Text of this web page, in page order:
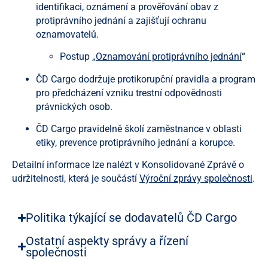
identifikaci, oznámení a prověřování obav z
protiprávního jednání a zajišťují ochranu
oznamovatelů.
Postup „Oznamování protiprávního jednání“
ČD Cargo dodržuje protikorupční pravidla a program
pro předcházení vzniku trestní odpovědnosti
právnických osob.
ČD Cargo pravidelně školí zaměstnance v oblasti
etiky, prevence protiprávního jednání a korupce.
Detailní informace lze nalézt v Konsolidované Zprávě o
udržitelnosti, která je součástí Výroční zprávy společnosti.
Politika týkající se dodavatelů ČD Cargo
Ostatní aspekty správy a řízení
společnosti